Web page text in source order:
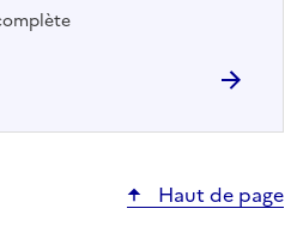
Haut de page